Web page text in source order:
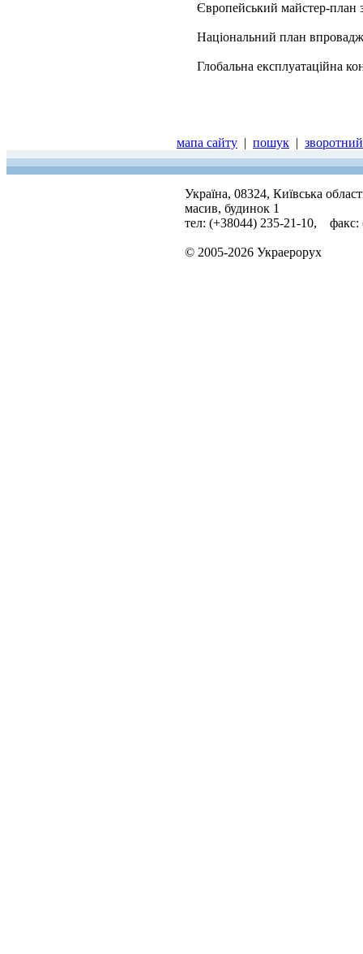
Європейський майстер-
Національний план
Глобальна експлуатаційна
мапа сайту | пошук |
Україна, 08324, Київська
масив, будинок 1
тел: (+38044) 235-21-10, факс:
© 2005-2026 Украерорух